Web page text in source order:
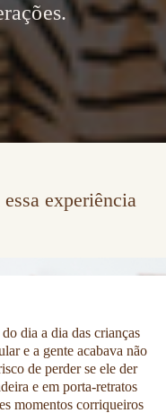
experiência
dia a dia das crianças
e a gente acabava não
de perder se ele der
e em porta-retratos
momentos corriqueiros